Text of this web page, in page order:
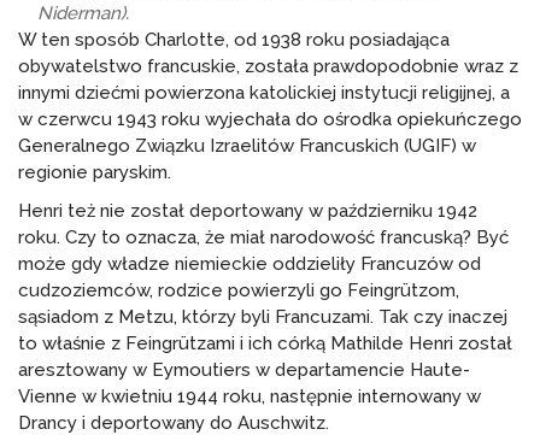
Niderman).
W ten sposób Charlotte, od 1938 roku posiadająca
obywatelstwo francuskie, została prawdopodobnie wraz z
innymi dziećmi powierzona katolickiej instytucji religijnej, a
w czerwcu 1943 roku wyjechała do ośrodka opiekuńczego
Generalnego Związku Izraelitów Francuskich (UGIF) w
regionie paryskim.
Henri też nie został deportowany w październiku 1942
roku. Czy to oznacza, że miał narodowość francuską? Być
może gdy władze niemieckie oddzieliły Francuzów od
cudzoziemców, rodzice powierzyli go Feingrützom,
sąsiadom z Metzu, którzy byli Francuzami. Tak czy inaczej
to właśnie z Feingrützami i ich córką Mathilde Henri został
aresztowany w Eymoutiers w departamencie Haute-
Vienne w kwietniu 1944 roku, następnie internowany w
Drancy i deportowany do Auschwitz.